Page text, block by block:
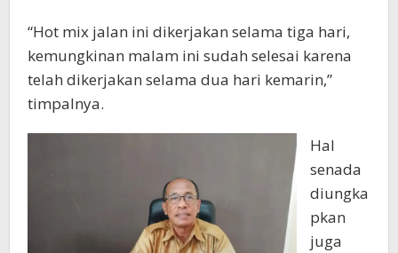
“Hot mix jalan ini dikerjakan selama tiga hari,
kemungkinan malam ini sudah selesai karena
telah dikerjakan selama dua hari kemarin,”
timpalnya.
Hal
senada
diungka
pkan
juga